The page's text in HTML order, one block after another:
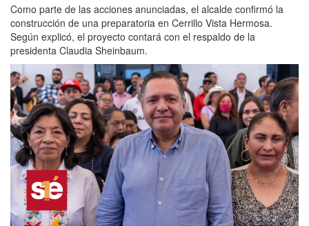
Como parte de las acciones anunciadas, el alcalde confirmó la
construcción de una preparatoria en Cerrillo Vista Hermosa.
Según explicó, el proyecto contará con el respaldo de la
presidenta Claudia Sheinbaum.